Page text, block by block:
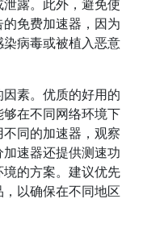
露。此外，避免使
免费加速器，因为
病毒或被植入恶意
素。优质的好用的
在不同网络环境下
同的加速器，观察
速器还提供测速功
的方案。建议优先
以确保在不同地区